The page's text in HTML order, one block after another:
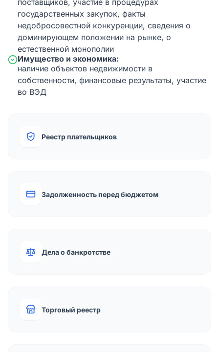
поставщиков, участие в процедурах
государственных закупок, факты
недобросовестной конкуренции, сведения о
доминирующем положении на рынке, о
естественной монополии
Имущество и экономика:
наличие объектов недвижимости в
собственности, финансовые результаты, участие
во ВЭД
Реестр плательщиков
Задолженность перед бюджетом
Дела о банкротстве
Торговый реестр